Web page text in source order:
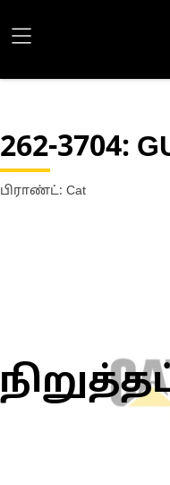
262-3704:
பிராண்ட்: Cat